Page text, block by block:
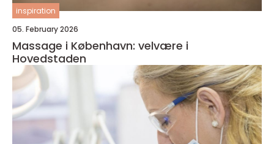
inspiration
05. February 2026
Massage i København: velvære i
Hovedstaden